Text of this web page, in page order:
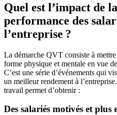
Quel est l’impact de
performance des
l’entreprise ?
La démarche QVT consiste à
forme physique et mentale en vue
C’est une série d’événements qui
un meilleur rendement à
travail permet d’obtenir :
Des salariés motivés et plus